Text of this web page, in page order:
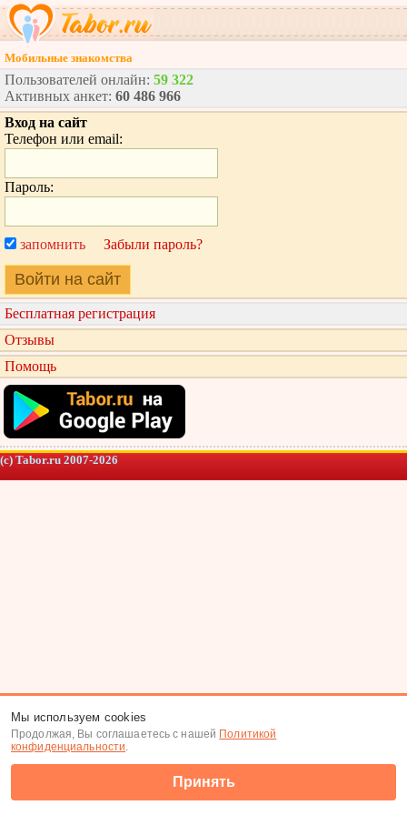
Мобильные знакомства
Пользователей онлайн: 59 322
Активных анкет: 60 486 966
Вход на сайт
Телефон или email:
Пароль:
запомнить Забыли пароль?
Войти на сайт
Бесплатная регистрация
Отзывы
Помощь
(c) Tabor.ru 2007-2026
Мы используем cookies
Продолжая, Вы соглашаетесь с нашей Политикой
конфиденциальности.
Принять